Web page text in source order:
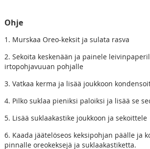
Ohje
1. Murskaa Oreo-keksit ja sulata rasva
2. Sekoita keskenään ja painele
irtopohjavuuan pohjalle
3. Vatkaa kerma ja lisää joukkoon
4. Pilko suklaa pieniksi paloiksi ja lisää se
5. Lisää suklaakastike joukkoon ja sekoittele
6. Kaada jäätelöseos keksipohjan päälle ja
pinnalle oreokeksejä ja suklaakastiketta.